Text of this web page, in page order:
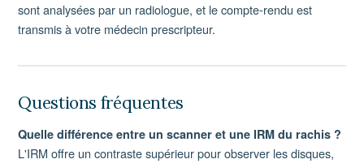
sont analysées par un radiologue, et le compte-rendu est
transmis à votre médecin prescripteur.
Questions fréquentes
Quelle différence entre un scanner et une IRM du rachis ?
L'IRM offre un contraste supérieur pour observer les disques,